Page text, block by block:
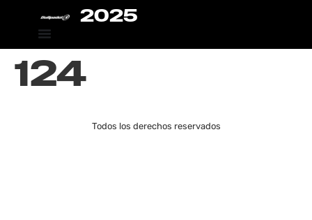
2025
124
Todos los derechos reservados